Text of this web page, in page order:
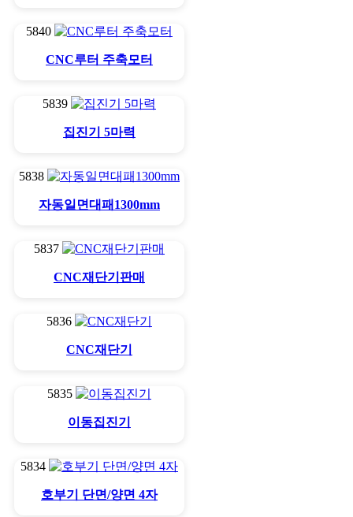
5840
CNC루터 주축모터
5839
집진기 5마력
5838
자동일면대패1300mm
5837
CNC재단기판매
5836
CNC재단기
5835
이동집진기
5834
호부기 단면/양면 4자